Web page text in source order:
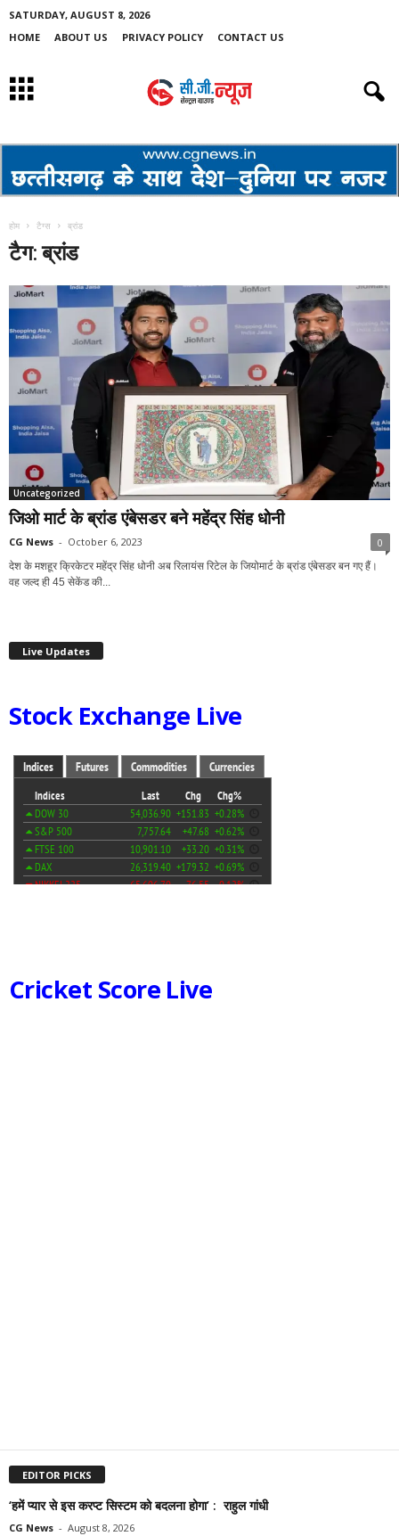
SATURDAY, AUGUST 8, 2026
HOME
ABOUT US PRIVACY POLICY CONTACT US
होम टैग्स ब्रांड
टैग: ब्रांड
Uncategorized
जिओ मार्ट के ब्रांड एंबेसडर बने महेंद्र सिंह धोनी
CG News - October 6, 2023 0
देश के मशहूर क्रिकेटर महेंद्र सिंह धोनी अब रिलायंस रिटेल के जियोमार्ट के ब्रांड एंबेसडर बन गए हैं।
वह जल्द ही 45 सेकेंड की...
Live Updates
Stock Exchange Live
Cricket Score Live
EDITOR PICKS
‘हमें प्यार से इस करप्ट सिस्टम को बदलना होगा’ : राहुल गांधी
CG News - August 8, 2026